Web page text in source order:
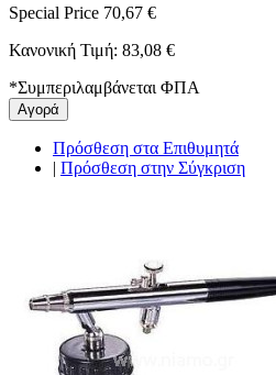
Special Price 70,67 €
Κανονική Τιμή: 83,08 €
*Συμπεριλαμβάνεται ΦΠΑ
Αγορά
Πρόσθεση στα Επιθυμητά
| Πρόσθεση στην Σύγκριση